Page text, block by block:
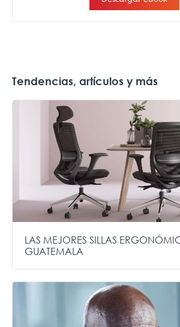
Tendencias, artículos y más
LAS MEJORES SILLAS
GUATEMALA